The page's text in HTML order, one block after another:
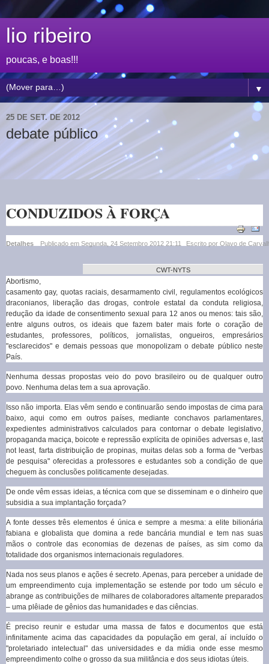
lio ribeiro
poucas, e boas!!!
▼
25 DE SET. DE 2012
debate público
CONDUZIDOS À FORÇA
Detalhes Publicado em Segunda, 24 Setembro 2012 21:11 Escrito por Olavo de
CWT-NYTS
Abortismo,
casamento gay, quotas raciais, desarmamento civil, regulamentos ecológicos
draconianos, liberação das drogas, controle estatal da conduta religiosa,
redução da idade de consentimento sexual para 12 anos ou menos: tais são,
entre alguns outros, os ideais que fazem bater mais forte o coração de
estudantes, professores, políticos, jornalistas, ongueiros, empresários
"esclarecidos" e demais pessoas que monopolizam o debate público neste
País.
Nenhuma dessas propostas veio do povo brasileiro ou de qualquer outro
povo. Nenhuma delas tem a sua aprovação.
Isso não importa. Elas vêm sendo e continuarão sendo impostas de cima para
baixo, aqui como em outros países, mediante conchavos parlamentares,
expedientes administrativos calculados para contornar o debate legislativo,
propaganda maciça, boicote e repressão explícita de opiniões adversas e, last
not least, farta distribuição de propinas, muitas delas sob a forma de "verbas
de pesquisa" oferecidas a professores e estudantes sob a condição de que
cheguem às conclusões politicamente desejadas.
De onde vêm essas ideias, a técnica com que se disseminam e o dinheiro que
subsidia a sua implantação forçada?
A fonte desses três elementos é única e sempre a mesma: a elite bilionária
fabiana e globalista que domina a rede bancária mundial e tem nas suas
mãos o controle das economias de dezenas de países, as sim como da
totalidade dos organismos internacionais reguladores.
Nada nos seus planos e ações é secreto. Apenas, para perceber a unidade de
um empreendimento cuja implementação se estende por todo um século e
abrange as contribuições de milhares de colaboradores altamente preparados
– uma plêiade de gênios das humanidades e das ciências.
É preciso reunir e estudar uma massa de fatos e documentos que está
infinitamente acima das capacidades da população em geral, aí incluído o
"proletariado intelectual" das universidades e da mídia onde esse mesmo
empreendimento colhe o grosso da sua militância e dos seus idiotas úteis.